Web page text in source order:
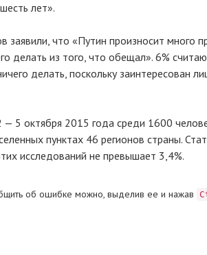
лет».
заявили, что «Путин произносит много
делать из того, что обещал». 6%
делать, поскольку заинтересован
5 октября 2015 года среди 1600
пунктах 46 регионов страны.
исследований не превышает 3,4%.
об ошибке можно, выделив ее и нажав